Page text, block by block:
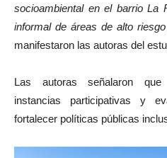
socioambiental en el barrio La
informal de áreas de alto
manifestaron las autoras del
Las autoras señalaron
instancias participativas y
fortalecer políticas públicas